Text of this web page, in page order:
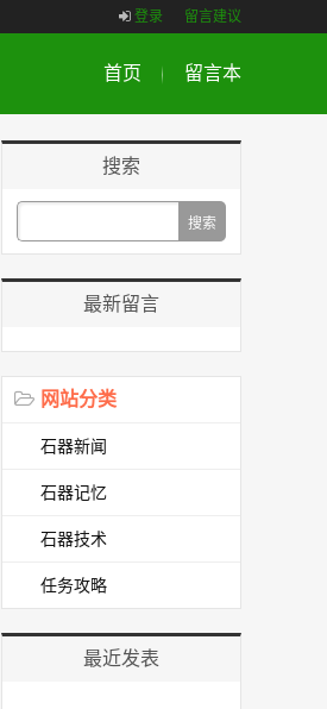
登录 留言建议
首页 留言本
搜索
最新留言
网站分类
石器新闻
石器记忆
石器技术
任务攻略
最近发表